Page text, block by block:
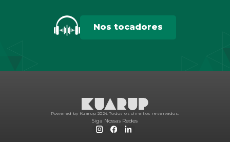
Nos tocadores
Powered by Kuarup 2024. Todos os direitos reservados.
Siga Nossas Redes